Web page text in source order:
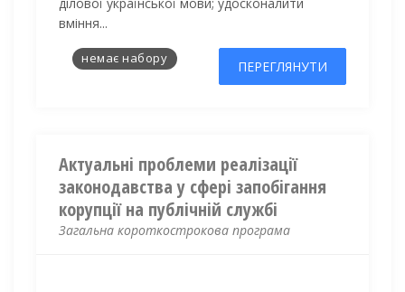
вміння...
немає набору ПЕРЕГЛЯНУТИ
Актуальні проблеми реалізації
законодавства у сфері запобігання
корупції на публічній службі
Загальна короткострокова програма